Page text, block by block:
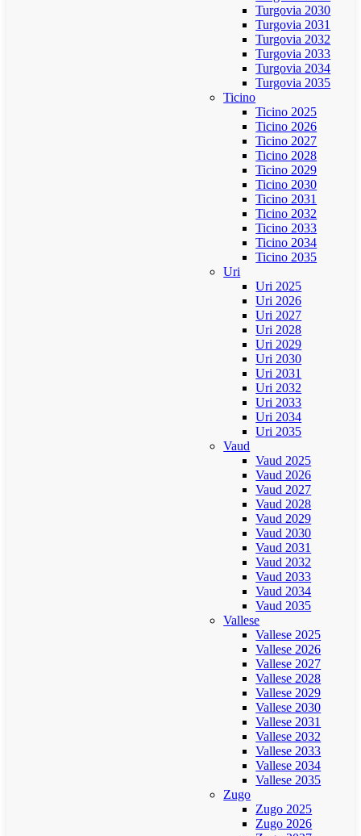
Turgovia 2030
Turgovia 2031
Turgovia 2032
Turgovia 2033
Turgovia 2034
Turgovia 2035
Ticino
Ticino 2025
Ticino 2026
Ticino 2027
Ticino 2028
Ticino 2029
Ticino 2030
Ticino 2031
Ticino 2032
Ticino 2033
Ticino 2034
Ticino 2035
Uri
Uri 2025
Uri 2026
Uri 2027
Uri 2028
Uri 2029
Uri 2030
Uri 2031
Uri 2032
Uri 2033
Uri 2034
Uri 2035
Vaud
Vaud 2025
Vaud 2026
Vaud 2027
Vaud 2028
Vaud 2029
Vaud 2030
Vaud 2031
Vaud 2032
Vaud 2033
Vaud 2034
Vaud 2035
Vallese
Vallese 2025
Vallese 2026
Vallese 2027
Vallese 2028
Vallese 2029
Vallese 2030
Vallese 2031
Vallese 2032
Vallese 2033
Vallese 2034
Vallese 2035
Zugo
Zugo 2025
Zugo 2026